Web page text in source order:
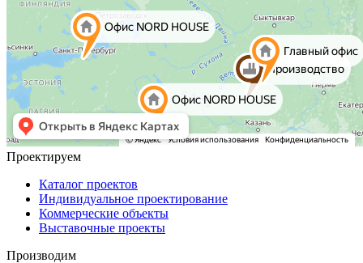
Проектируем
Каталог проектов
Индивидуальное проектирование
Коммерческие объекты
Выставочные проекты
Производим